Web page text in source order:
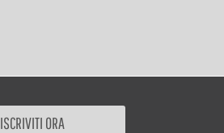
ISCRIVITI ORA